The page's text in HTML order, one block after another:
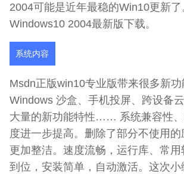
2004可能是近年最稳的Win10更新
Windows10 2004最新版下载。
系统内容
Msdn正版win10专业版带来很多新
Windows 沙盒、手机投屏、跨设备
大量的新功能特性…… 系统兼容性
度进一步提高。删除了部分不使用
更加整洁。速度流畅，运行库、常
到位，安装简单，自动激活。这次